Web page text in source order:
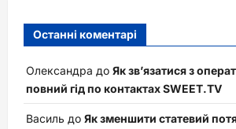
Останні коментарі
Олександра до Як зв’язатися з
повний гід по контактах SWEET.TV
Василь до Як зменшити статевий